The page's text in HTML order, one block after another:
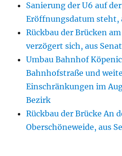
Sanierung der U6 auf
Eröffnungsdatum steht,
Rückbau der Brücken
verzögert sich, aus Senat
Umbau Bahnhof
Bahnhofstraße und
Einschränkungen im
Bezirk
Rückbau der Brücke An
Oberschöneweide, aus